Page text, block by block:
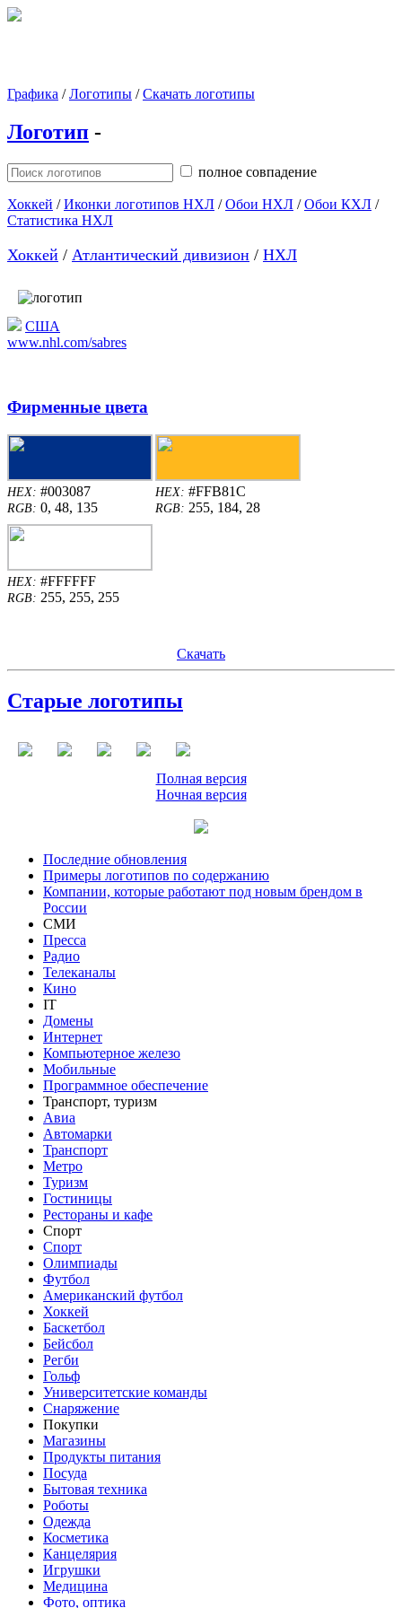
Графика /Логотипы /Скачать логотипы
Логотип -
полное совпадение
Хоккей /Иконки логотипов НХЛ /Обои НХЛ /Обои КХЛ /
Статистика НХЛ
Хоккей / Атлантический дивизион / НХЛ
США
www.nhl.com/sabres
Фирменные цвета
HEX: #003087
RGB: 0, 48, 135
HEX: #FFB81C
RGB: 255, 184, 28
HEX: #FFFFFF
RGB: 255, 255, 255
Скачать
Старые логотипы
Полная версия
Ночная версия
Последние обновления
Примеры логотипов по содержанию
Компании, которые работают под новым брендом в
России
СМИ
Пресса
Радио
Телеканалы
Кино
IT
Домены
Интернет
Компьютерное железо
Мобильные
Программное обеспечение
Транспорт, туризм
Авиа
Автомарки
Транспорт
Метро
Туризм
Гостиницы
Рестораны и кафе
Спорт
Спорт
Олимпиады
Футбол
Американский футбол
Хоккей
Баскетбол
Бейсбол
Регби
Гольф
Университетские команды
Снаряжение
Покупки
Магазины
Продукты питания
Посуда
Бытовая техника
Роботы
Одежда
Косметика
Канцелярия
Игрушки
Медицина
Фото, оптика